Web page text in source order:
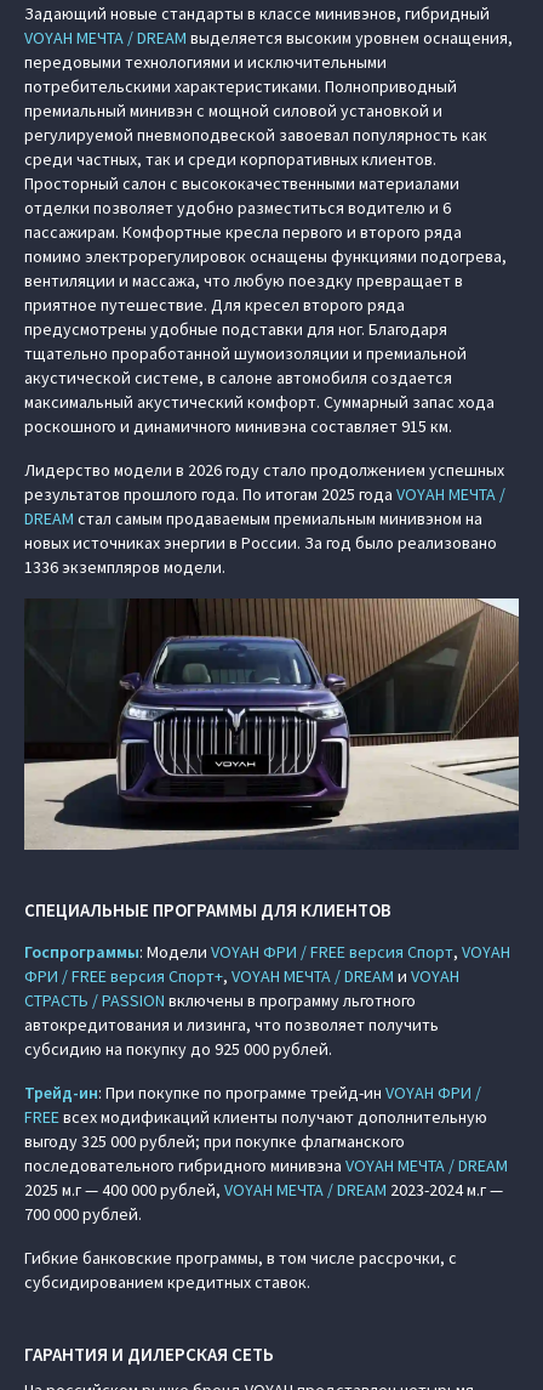
Задающий новые стандарты в классе минивэнов, гибридный
VOYAH МЕЧТА / DREAM выделяется высоким уровнем оснащения,
передовыми технологиями и исключительными
потребительскими характеристиками. Полноприводный
премиальный минивэн с мощной силовой установкой и
регулируемой пневмоподвеской завоевал популярность как
среди частных, так и среди корпоративных клиентов.
Просторный салон с высококачественными материалами
отделки позволяет удобно разместиться водителю и 6
пассажирам. Комфортные кресла первого и второго ряда
помимо электрорегулировок оснащены функциями подогрева,
вентиляции и массажа, что любую поездку превращает в
приятное путешествие. Для кресел второго ряда
предусмотрены удобные подставки для ног. Благодаря
тщательно проработанной шумоизоляции и премиальной
акустической системе, в салоне автомобиля создается
максимальный акустический комфорт. Суммарный запас хода
роскошного и динамичного минивэна составляет 915 км.
Лидерство модели в 2026 году стало продолжением успешных
результатов прошлого года. По итогам 2025 года VOYAH МЕЧТА /
DREAM стал самым продаваемым премиальным минивэном на
новых источниках энергии в России. За год было реализовано
1336 экземпляров модели.
СПЕЦИАЛЬНЫЕ ПРОГРАММЫ ДЛЯ КЛИЕНТОВ
Госпрограммы: Модели VOYAH ФРИ / FREE версия Спорт, VOYAH
ФРИ / FREE версия Спорт+, VOYAH МЕЧТА / DREAM и VOYAH
СТРАСТЬ / PASSION включены в программу льготного
автокредитования и лизинга, что позволяет получить
субсидию на покупку до 925 000 рублей.
Трейд-ин: При покупке по программе трейд-ин VOYAH ФРИ /
FREEвсех модификаций клиенты получают дополнительную
выгоду 325 000 рублей; при покупке флагманского
последовательного гибридного минивэна VOYAH МЕЧТА / DREAM
2025 м.г — 400 000 рублей, VOYAH МЕЧТА / DREAM 2023-2024 м.г —
700 000 рублей.
Гибкие банковские программы, в том числе рассрочки, с
субсидированием кредитных ставок.
ГАРАНТИЯ И ДИЛЕРСКАЯ СЕТЬ